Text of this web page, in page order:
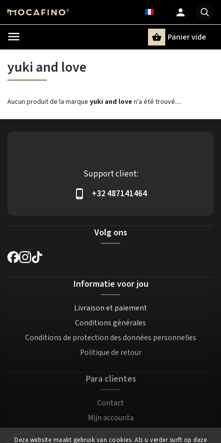
Deze website maakt gebruik van cookies. Als u verder surft op deze
Panier vide
yuki and love
Aucun produit de la marque yuki and love n'a été trouvé....
Support client:
+32 487141464
Volg ons
Informatie voor jou
Livraison et paiement
Conditions générales
Conditions de protection des données personnelles
Politique de retour
Para clientes
Contact
Mijn accounta